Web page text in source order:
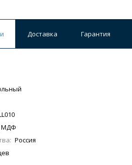
Кухонные мойки
камня
для моек
Доставка Гарантия
МДФ
Россия